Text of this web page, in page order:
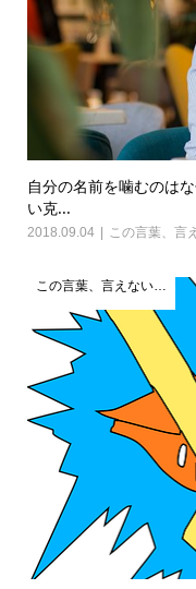
自分の名前を噛むのは
い克...
2018.09.04 この言葉、言
この言葉、言えない…